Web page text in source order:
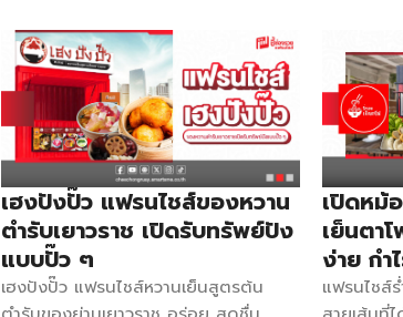
เมืองไทย
มันก็อยู่ได้
อยากลอ
โปรโมชั
3.ขาดระบ
Franchise
เจ้าของแ
ได้บ้างตา
ระบบไม่ดี
ได้ จะมีแฟรนไชส์ราคาถูกจับต้องง่ายอะไร
บ้างไปดูกัน! Ice Station ค่า Franchise
5,900 บาท ติดต่อ 086-3656489
Facebook แฟรนไชส์ไอศกรีมเกล็ดหิมะ
ไอซ์สเตชั่น สิ่งที่ได้รับ เกล็ดหิมะ 10 กก.
(สตรอว์เบอร์รี่) ไวนิลคลุมโต๊ะ 120 ซม. 1
ผืน ป้ายเมนูติดกล่องโฟม ที่ตัดไอศกรีม
ผ้ากันเปื้อนแบรนด์ โยเกิร์ต 2 กก. นม 1
ถุง เยลลี่ 2 แพ็ก คอนเฟลก 1 กล่อง ขวด
บีบ 2 อัน แก้ว + ช้อน 100 ชิ้น ฮิปสเตอร์
[…]
รวย ขอม
ใช่สำกรั
ไงกำไรก็
อะไร ธุร
เครื่องดื่ม
สินค้าอัตโ
เอาแค่บริ
อะไร อาจ
ไข่มุกไม่ค่อ
นมไข่มุกสั
เฮงปังปั๊ว แฟรนไชส์ของหวาน
ตำรับเยาวราช เปิดรับทรัพย์ปัง
แบบปั๊ว ๆ
เฮงปังปั๊ว แฟรนไชส์หวานเย็นสูตรต้น
เปิดหม้
เย็นตา
ง่าย กำ
แฟรนไชส์